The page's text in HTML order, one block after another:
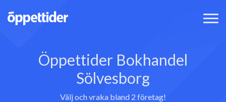
Öppettider Bokhandel
Sölvesborg
Välj och vraka bland 2 företag!